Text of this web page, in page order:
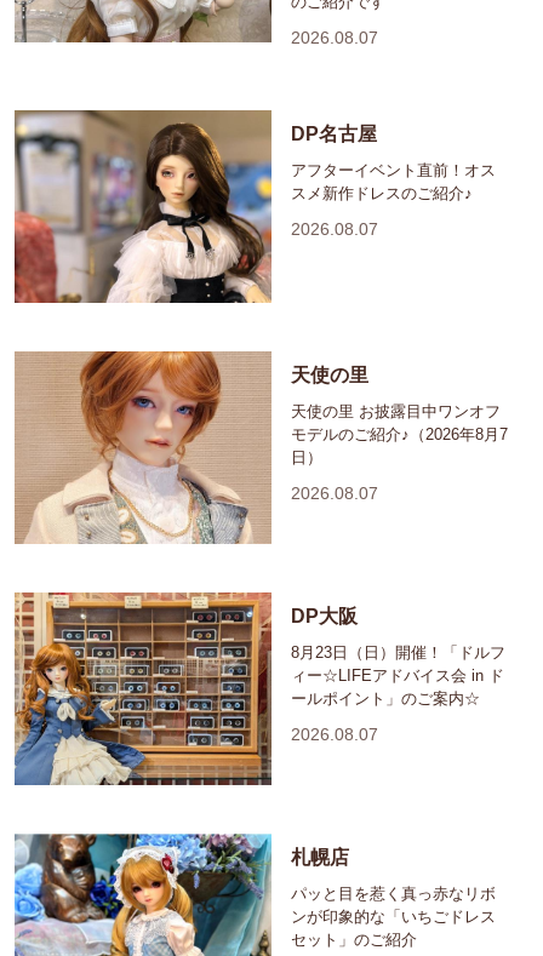
2026.08.07
DP名古屋
アフターイベント直前！オス
スメ新作ドレスのご紹介♪
2026.08.07
天使の里
天使の里 お披露目中ワンオフ
モデルのご紹介♪（2026年8月7
日）
2026.08.07
DP大阪
8月23日（日）開催！「ドルフ
ィー☆LIFEアドバイス会 in ド
ールポイント」のご案内☆
2026.08.07
札幌店
パッと目を惹く真っ赤なリボ
ンが印象的な「いちごドレス
セット」のご紹介